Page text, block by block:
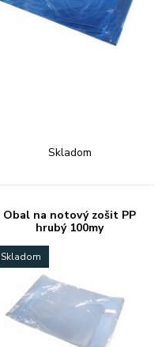
Skladom
Obal na notový zošit PP
hrubý 100my
Skladom